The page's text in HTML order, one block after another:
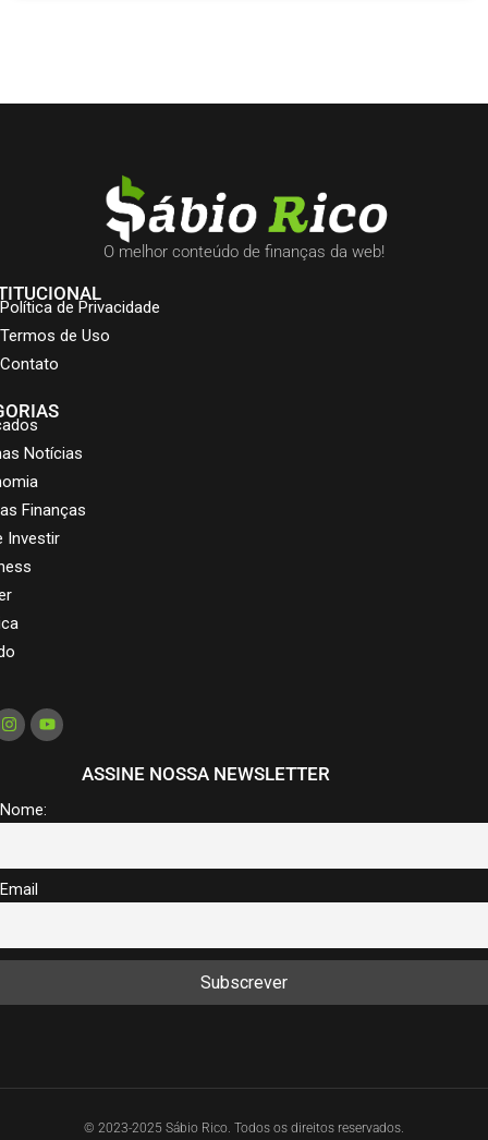
O melhor conteúdo de finanças da web!
Política de Privacidade
Termos de Uso
Contato
Notícias
Finanças
Investir
ASSINE NOSSA NEWSLETTER
Nome:
Email
© 2023-2025 Sábio Rico. Todos os direitos reservados.